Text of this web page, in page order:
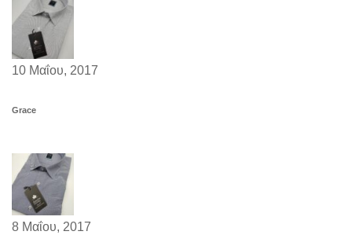
10 Μαΐου, 2017
Grace
8 Μαΐου, 2017